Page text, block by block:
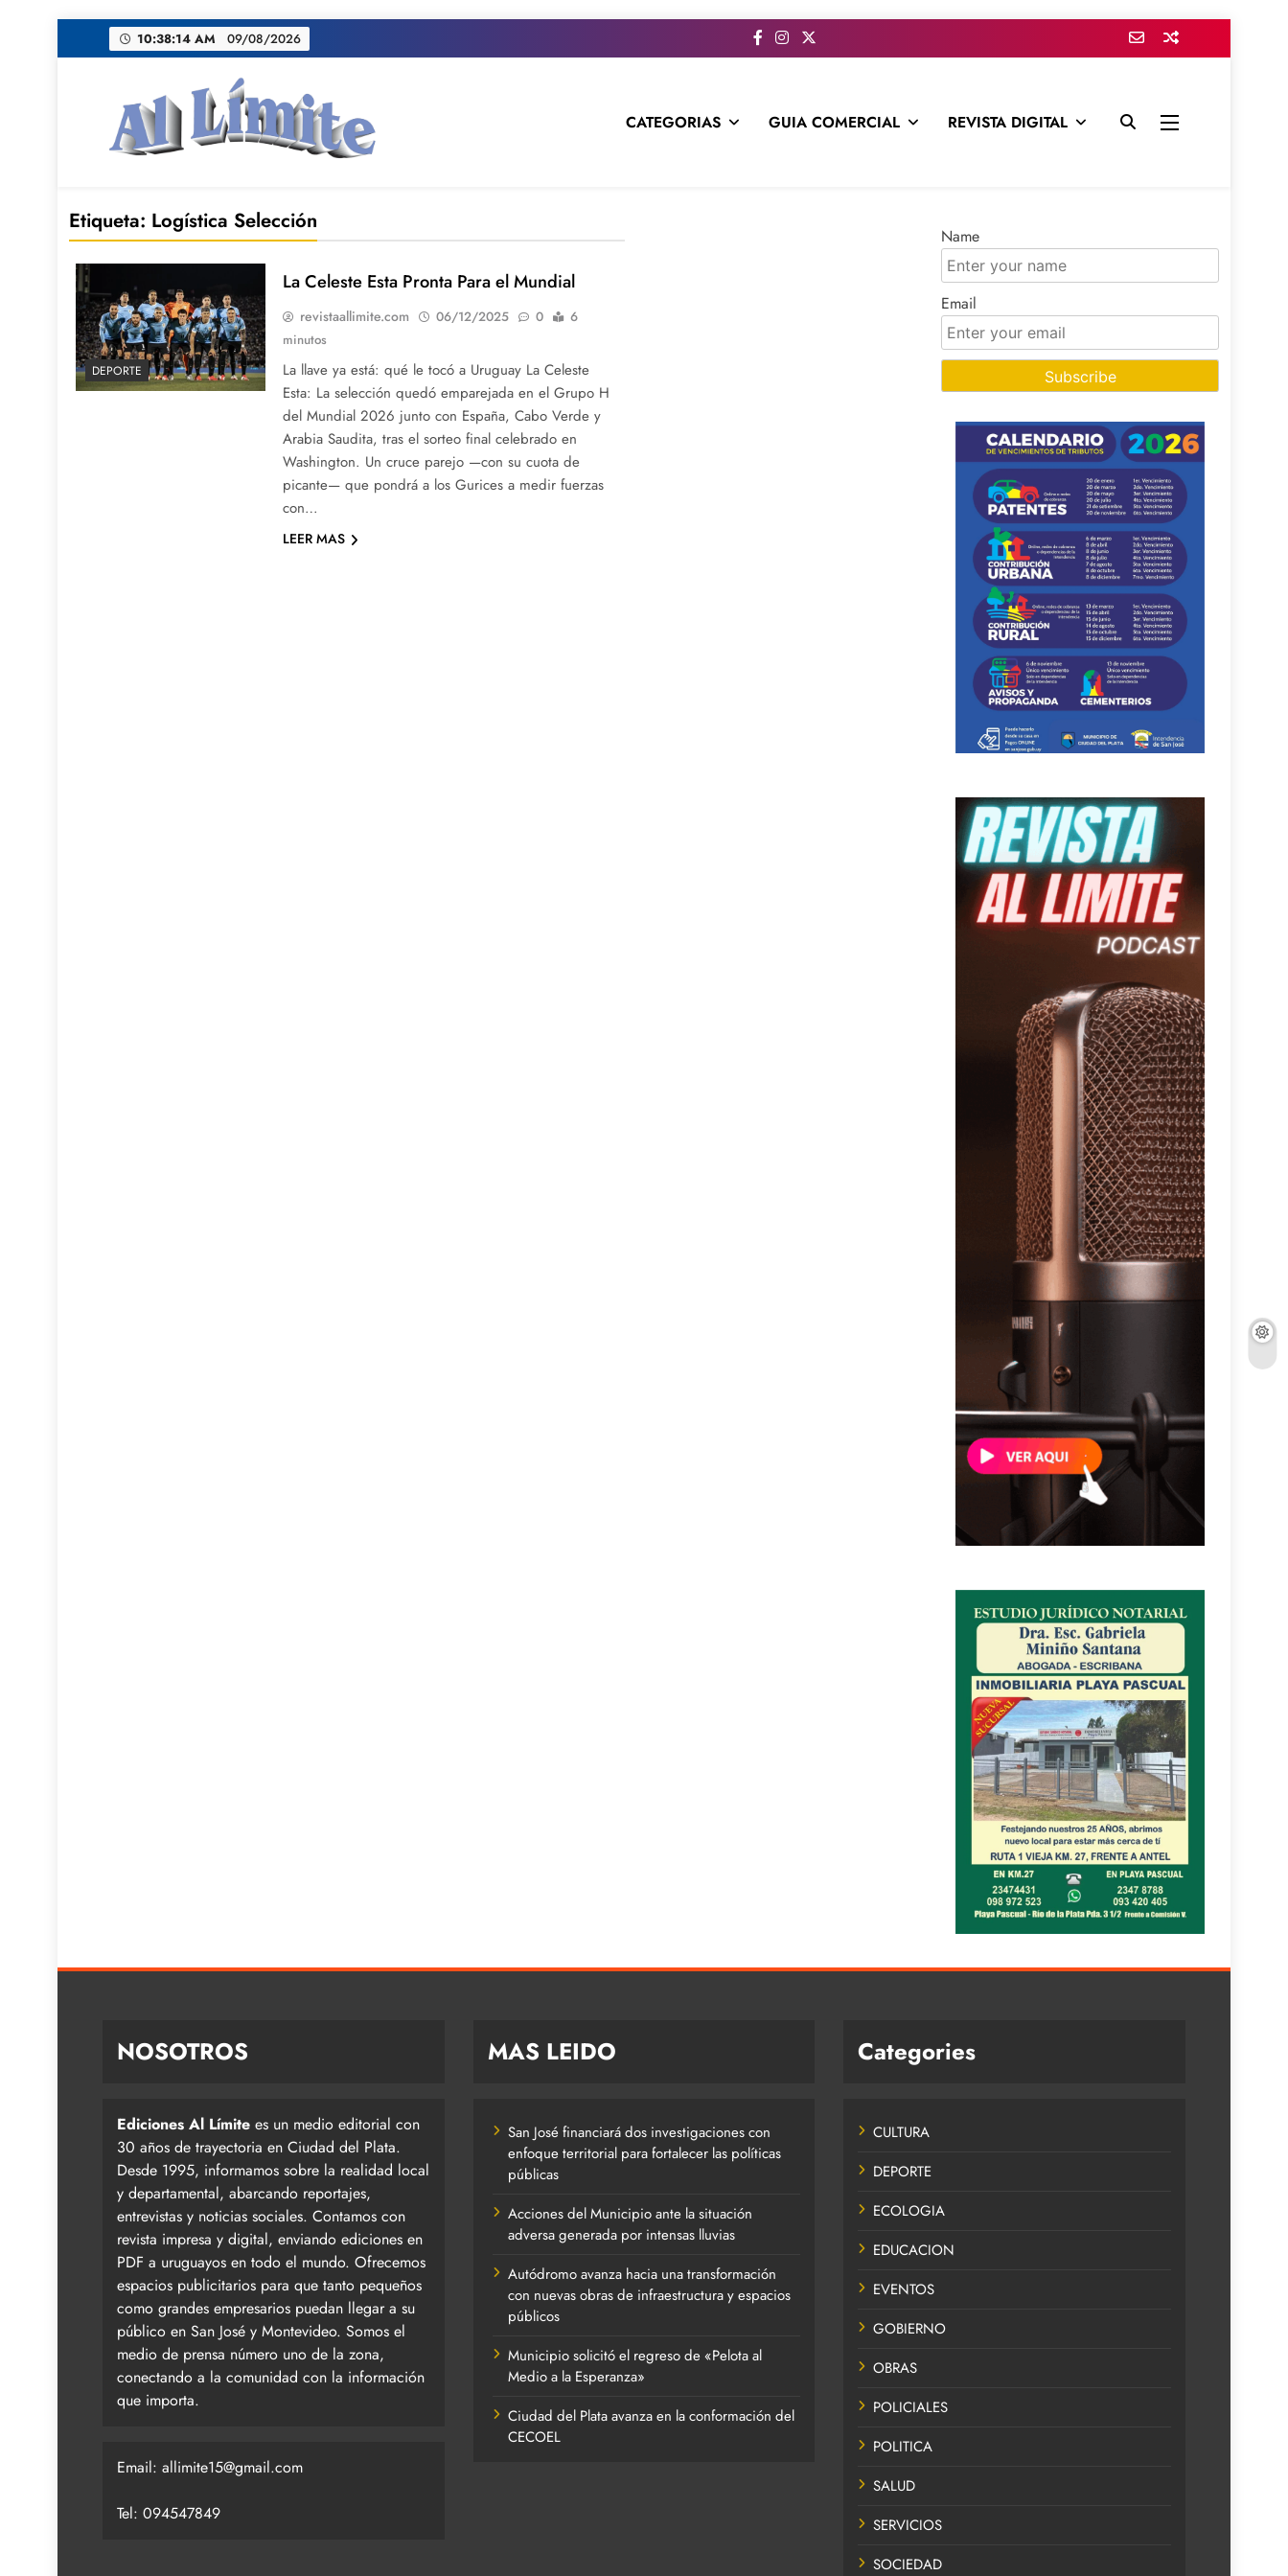
al
10:38:15 AM 09/08/2026
CATEGORIAS GUIA COMERCIAL REVISTA DIGITAL
Etiqueta: Logística Selección
DEPORTE
La Celeste Esta Pronta Para el Mundial
revistaallimite.com 06/12/2025 0
6
minutos
La llave ya está: qué le tocó a Uruguay La Celeste
Esta: La selección quedó emparejada en el Grupo H
del Mundial 2026 junto con España, Cabo Verde y
Arabia Saudita, tras el sorteo final celebrado en
Washington. Un cruce parejo —con su cuota de
picante— que pondrá a los Gurices a medir fuerzas
con…
LEER MAS
Name
Email
NOSOTROS
Ediciones Al Límite es un medio editorial con
30 años de trayectoria en Ciudad del Plata.
Desde 1995, informamos sobre la realidad local
y departamental, abarcando reportajes,
entrevistas y noticias sociales. Contamos con
revista impresa y digital, enviando ediciones en
PDF a uruguayos en todo el mundo. Ofrecemos
espacios publicitarios para que tanto pequeños
como grandes empresarios puedan llegar a su
público en San José y Montevideo. Somos el
medio de prensa número uno de la zona,
conectando a la comunidad con la información
que importa.
Email: allimite15@gmail.com
Tel: 094547849
MAS LEIDO
San José financiará dos investigaciones con
enfoque territorial para fortalecer las políticas
públicas
Acciones del Municipio ante la situación
adversa generada por intensas lluvias
Autódromo avanza hacia una transformación
con nuevas obras de infraestructura y espacios
públicos
Municipio solicitó el regreso de «Pelota al
Medio a la Esperanza»
Ciudad del Plata avanza en la conformación del
CECOEL
Categories
CULTURA
DEPORTE
ECOLOGIA
EDUCACION
EVENTOS
GOBIERNO
OBRAS
POLICIALES
POLITICA
SALUD
SERVICIOS
SOCIEDAD